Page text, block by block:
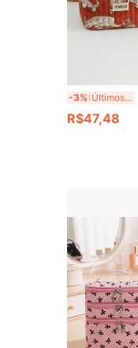
-3% Últimos 3 dias
R$47,48